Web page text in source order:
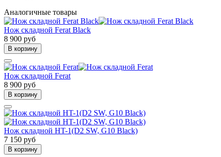
Аналогичные товары
Нож складной Ferat Black
8 900 руб
В корзину
Нож складной Ferat
8 900 руб
В корзину
Нож складной HT-1(D2 SW, G10 Black)
7 150 руб
В корзину